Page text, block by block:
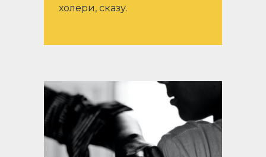
холери, сказу.